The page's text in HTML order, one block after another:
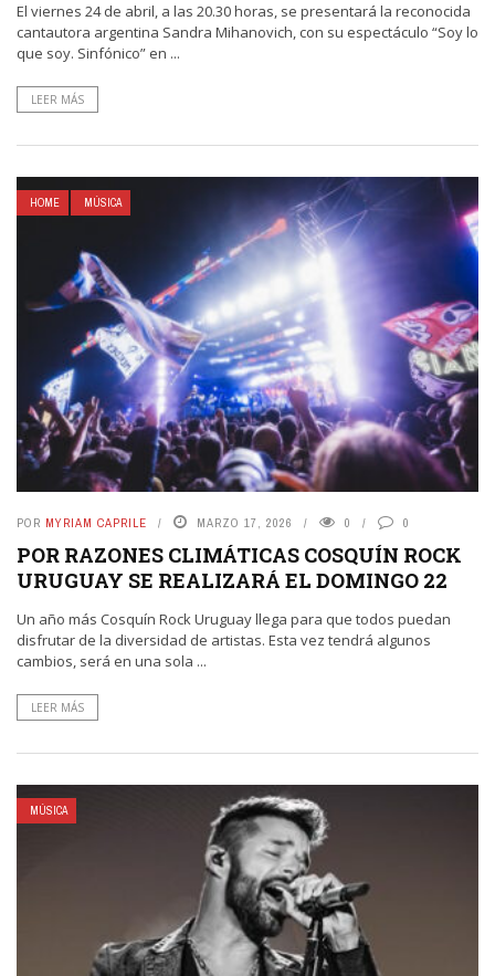
El viernes 24 de abril, a las 20.30 horas, se presentará la reconocida
cantautora argentina Sandra Mihanovich, con su espectáculo “Soy lo
que soy. Sinfónico” en ...
LEER MÁS
HOME MÚSICA
POR MYRIAM CAPRILE MARZO 17, 2026 0 0
POR RAZONES CLIMÁTICAS COSQUÍN ROCK
URUGUAY SE REALIZARÁ EL DOMINGO 22
Un año más Cosquín Rock Uruguay llega para que todos puedan
disfrutar de la diversidad de artistas. Esta vez tendrá algunos
cambios, será en una sola ...
LEER MÁS
MÚSICA